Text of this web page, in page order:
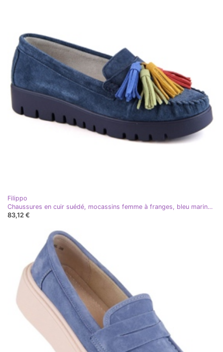
Filippo
Chaussures en cuir suédé, mocassins femme à franges, bleu marine Filippo DP3535
83,12 €